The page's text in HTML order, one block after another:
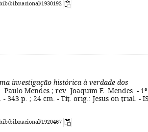
bibnacional/1930192
investigação histórica à verdade dos
Mendes ; rev. Joaquim E. Mendes. - 1ª
343 p. ; 24 cm. - Tít. orig.: Jesus on trial. -
bibnacional/1920467